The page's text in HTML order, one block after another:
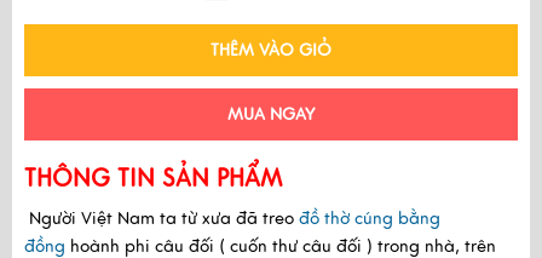
THÊM VÀO GIỎ
MUA NGAY
THÔNG TIN SẢN PHẨM
Người Việt Nam ta từ xưa đã treo đồ thờ cúng bằng
đồng hoành phi câu đối ( cuốn thư câu đối ) trong nhà, trên